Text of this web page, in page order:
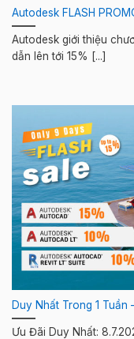
Autodesk FLASH
Autodesk giới thiệu
dẫn lên tới 15% [...]
Duy Nhất Trong 1 Tuần
Ưu Đãi Duy Nhất: